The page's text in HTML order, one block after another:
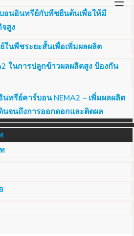
อนอินทรีย์กับพืชยืนต้นเพื่อให้มี
สูง
นพืชระยะสั้นเพื่อเพิ่มผลผลิต
ในการปลูกข้าวผลผลิตสูง ป้องกัน
ทรีย์คาร์บอน NEMA2 – เพิ่มผลผลิต
นจนถึงการออกดอกและติดผล